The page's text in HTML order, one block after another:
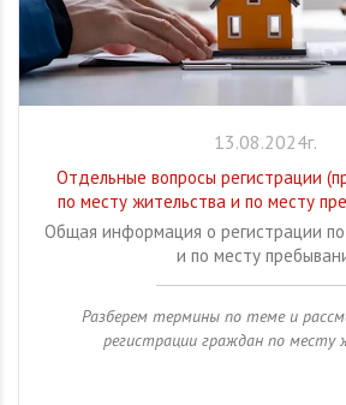
13.08.2024г.
Отдельные вопросы регистрации
по месту жительства и по месту
Общая информация о регистрации
и по месту
Разберем термины по теме и
регистрации граждан по месту